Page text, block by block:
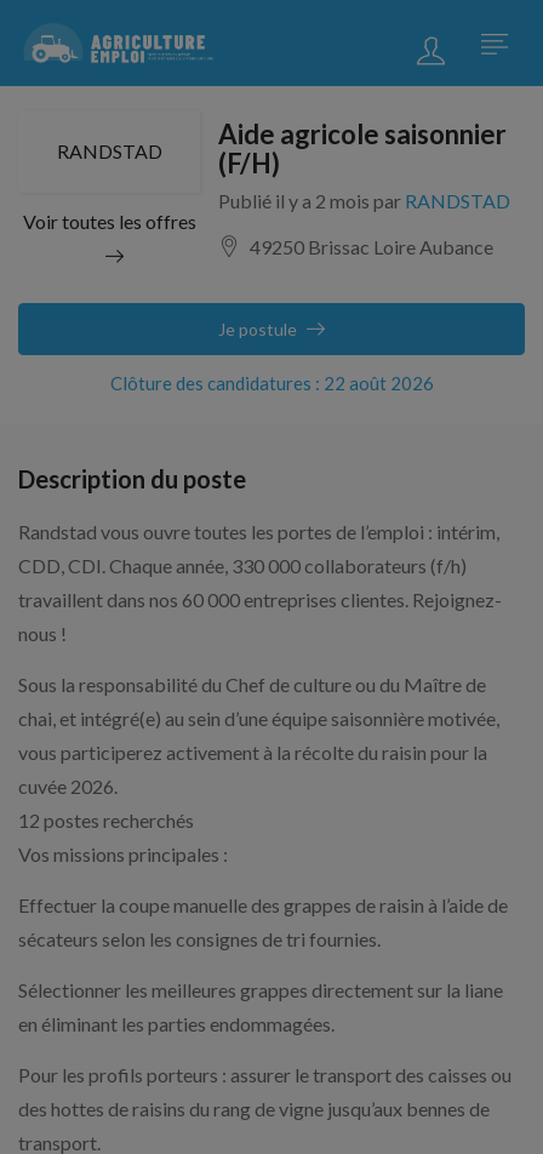
RANDSTAD
Voir toutes les offres
Aide agricole saisonnier
(F/H)
Publié il y a 2 mois par RANDSTAD
49250 Brissac Loire Aubance
Clôture des candidatures : 22 août 2026
Je postule
Description du poste
Randstad vous ouvre toutes les portes de l’emploi : intérim,
CDD, CDI. Chaque année, 330 000 collaborateurs (f/h)
travaillent dans nos 60 000 entreprises clientes. Rejoignez-
nous !
Sous la responsabilité du Chef de culture ou du Maître de
chai, et intégré(e) au sein d’une équipe saisonnière motivée,
vous participerez activement à la récolte du raisin pour la
cuvée 2026.
12 postes recherchés
Vos missions principales :
Effectuer la coupe manuelle des grappes de raisin à l’aide de
sécateurs selon les consignes de tri fournies.
Sélectionner les meilleures grappes directement sur la liane
en éliminant les parties endommagées.
Pour les profils porteurs : assurer le transport des caisses ou
des hottes de raisins du rang de vigne jusqu’aux bennes de
transport.